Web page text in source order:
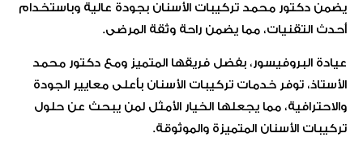
يضمن دكتور محمد تركيبات الأسنان بجودة عالية وباستخدام
أحدث التقنيات، مما يضمن راحة وثقة المرضى.
عيادة البروفيسور، بفضل فريقها المتميز ومع دكتور محمد
الأستاذ، توفر خدمات تركيبات الأسنان بأعلى معايير الجودة
والاحترافية، مما يجعلها الخيار الأمثل لمن يبحث عن حلول
تركيبات الأسنان المتميزة والموثوقة.